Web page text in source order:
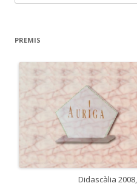
e
c
PREMIS
Didascàlia